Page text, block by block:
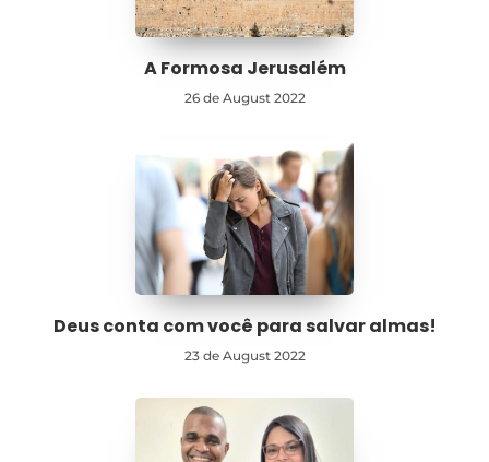
A Formosa Jerusalém
26 de August 2022
Deus conta com você para salvar almas!
23 de August 2022